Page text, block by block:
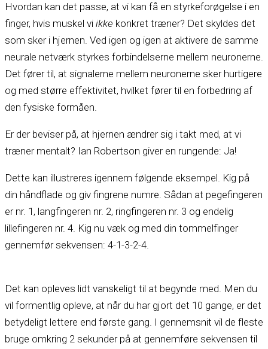
Hvordan kan det passe, at vi kan få en styrkeforøgelse i en
finger, hvis muskel vi ikke konkret træner? Det skyldes det
som sker i hjernen. Ved igen og igen at aktivere de samme
neurale netværk styrkes forbindelserne mellem neuronerne.
Det fører til, at signalerne mellem neuronerne sker hurtigere
og med større effektivitet, hvilket fører til en forbedring af
den fysiske formåen.
Er der beviser på, at hjernen ændrer sig i takt med, at vi
træner mentalt? Ian Robertson giver en rungende: Ja!
Dette kan illustreres igennem følgende eksempel. Kig på
din håndflade og giv fingrene numre. Sådan at pegefingeren
er nr. 1, langfingeren nr. 2, ringfingeren nr. 3 og endelig
lillefingeren nr. 4. Kig nu væk og med din tommelfinger
gennemfør sekvensen: 4-1-3-2-4.
Det kan opleves lidt vanskeligt til at begynde med. Men du
vil formentlig opleve, at når du har gjort det 10 gange, er det
betydeligt lettere end første gang. I gennemsnit vil de fleste
bruge omkring 2 sekunder på at gennemføre sekvensen til